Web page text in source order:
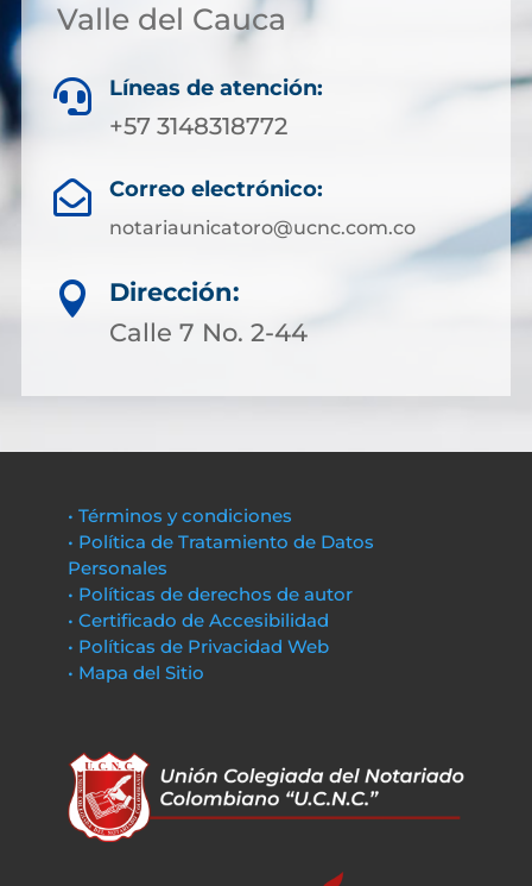
Valle del Cauca
 Líneas de atención:
+57 3148318772
 Correo electrónico:
notariaunicatoro@ucnc.com.co

Dirección:
Calle 7 No. 2-44
• Términos y condiciones
• Política de Tratamiento de Datos
Personales
• Políticas de derechos de autor
• Certificado de Accesibilidad
• Políticas de Privacidad Web
• Mapa del Sitio